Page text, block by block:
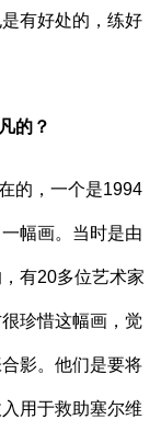
有好处的，练好
的？
的，一个是1994
幅画。当时是由
有20多位艺术家
珍惜这幅画，觉
影。他们是要将
用于救助塞尔维